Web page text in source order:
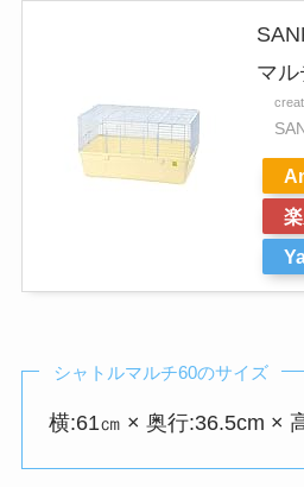
マル
シャトルマルチ60のサイズ
横:61㎝ × 奥行:36.5cm ×